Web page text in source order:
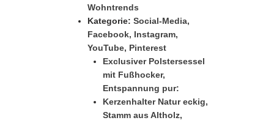
Wohntrends
Kategorie:Social-Media,
Facebook, Instagram,
YouTube, Pinterest
Exclusiver Polstersessel
mit Fußhocker,
Entspannung pur:
Kerzenhalter Natur eckig,
Stamm aus Altholz,